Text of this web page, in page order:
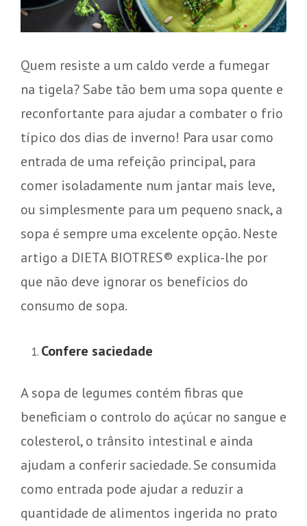
Quem resiste a um caldo verde a fumegar
na tigela? Sabe tão bem uma sopa quente e
reconfortante para ajudar a combater o frio
típico dos dias de inverno! Para usar como
entrada de uma refeição principal, para
comer isoladamente num jantar mais leve,
ou simplesmente para um pequeno snack, a
sopa é sempre uma excelente opção. Neste
artigo a DIETA BIOTRES® explica-lhe por
que não deve ignorar os benefícios do
consumo de sopa.
Confere saciedade
A sopa de legumes contém fibras que
beneficiam o controlo do açúcar no sangue e
colesterol, o trânsito intestinal e ainda
ajudam a conferir saciedade. Se consumida
como entrada pode ajudar a reduzir a
quantidade de alimentos ingerida no prato